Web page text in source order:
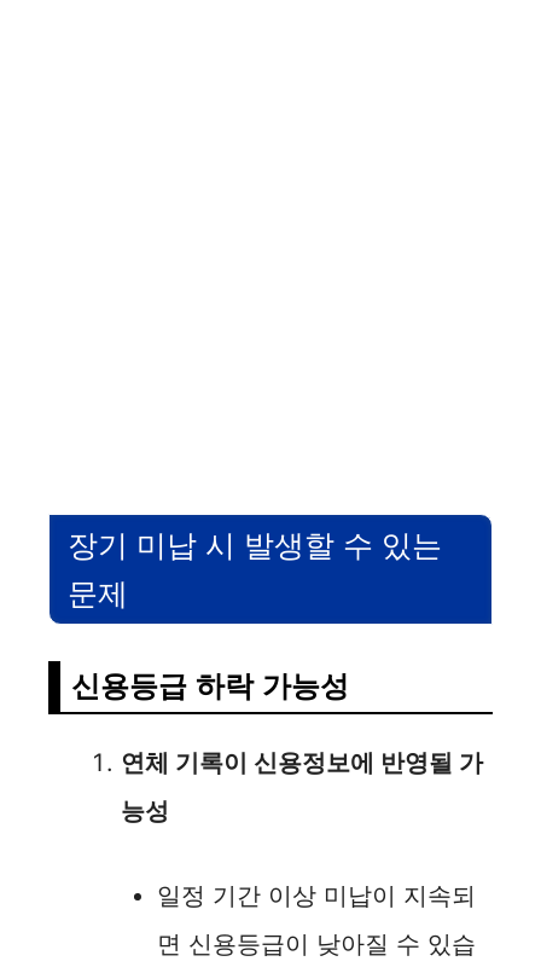
장기 미납 시 발생할 수 있는
문제
신용등급 하락 가능성
연체 기록이 신용정보에 반영될 가
능성
일정 기간 이상 미납이 지속되
면 신용등급이 낮아질 수 있습